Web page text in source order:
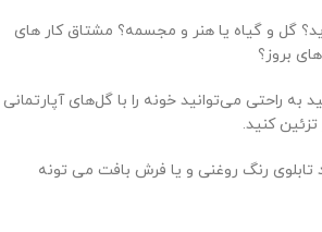
گل و گیاه یا هنر و مجسمه؟ مشتاق کار های
بروز؟
به راحتی می‌توانید خونه را با گل‌های آپارتمانی
کنید.
تابلوی رنگ روغنی و یا فرش بافت می تونه